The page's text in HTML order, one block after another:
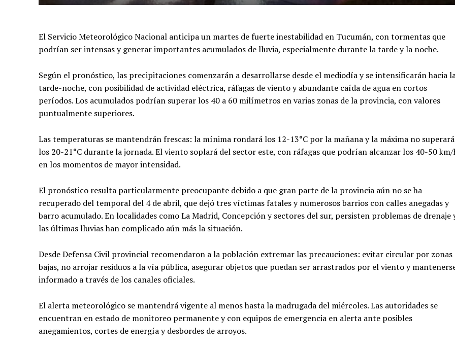
El Servicio Meteorológico Nacional anticipa un martes de fuerte inestabilidad en Tucumán, con tormentas que
podrían ser intensas y generar importantes acumulados de lluvia, especialmente durante la tarde y la noche.
Según el pronóstico, las precipitaciones comenzarán a desarrollarse desde el mediodía y se intensificarán hacia
tarde-noche, con posibilidad de actividad eléctrica, ráfagas de viento y abundante caída de agua en cortos
períodos. Los acumulados podrían superar los 40 a 60 milímetros en varias zonas de la provincia, con valores
puntualmente superiores.
Las temperaturas se mantendrán frescas: la mínima rondará los 12-13°C por la mañana y la máxima no superará
los 20-21°C durante la jornada. El viento soplará del sector este, con ráfagas que podrían alcanzar los 40-50
en los momentos de mayor intensidad.
El pronóstico resulta particularmente preocupante debido a que gran parte de la provincia aún no se ha
recuperado del temporal del 4 de abril, que dejó tres víctimas fatales y numerosos barrios con calles anegadas y
barro acumulado. En localidades como La Madrid, Concepción y sectores del sur, persisten problemas de drenaje
las últimas lluvias han complicado aún más la situación.
Desde Defensa Civil provincial recomendaron a la población extremar las precauciones: evitar circular por zonas
bajas, no arrojar residuos a la vía pública, asegurar objetos que puedan ser arrastrados por el viento y
informado a través de los canales oficiales.
El alerta meteorológico se mantendrá vigente al menos hasta la madrugada del miércoles. Las autoridades se
encuentran en estado de monitoreo permanente y con equipos de emergencia en alerta ante posibles
anegamientos, cortes de energía y desbordes de arroyos.